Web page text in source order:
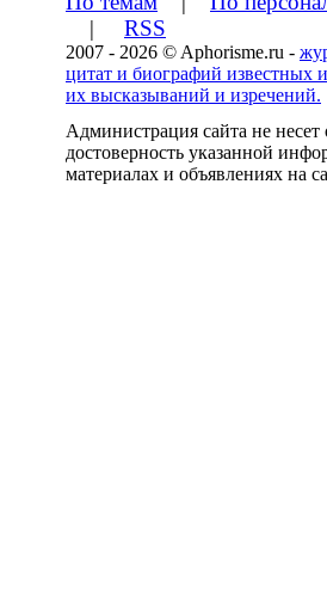
| RSS
2007 - 2026 © Aphorisme.ru -
цитат и биографий известных
их высказываний и изречений.
Администрация сайта не несет
достоверность указанной
материалах и объявлениях на